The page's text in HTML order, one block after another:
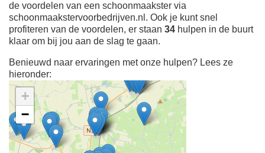
de voordelen van een schoonmaakster via
schoonmaakstervoorbedrijven.nl. Ook je kunt snel
profiteren van de voordelen, er staan 34 hulpen in de buurt
klaar om bij jou aan de slag te gaan.
Benieuwd naar ervaringen met onze hulpen? Lees ze
hieronder:
Ontdek meer ervaringen
Schoonmaakster bij
jou in de buurt
+
−